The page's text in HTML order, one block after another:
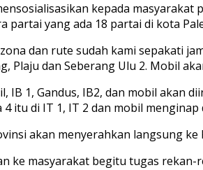
kepada
partai yang ada 18 partai di kota
dan rute sudah kami sepakati
Plaju dan Seberang Ulu 2. Mobil
1, Gandus, IB2, dan mobil akan
itu di IT 1, IT 2 dan mobil menginap
akan menyerahkan langsung
ke masyarakat begitu tugas rekan-